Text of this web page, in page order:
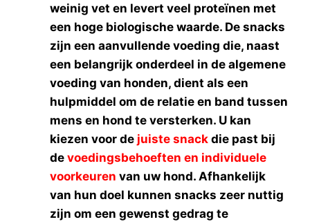
weinig vet en levert veel proteïnen met
een hoge biologische waarde. De snacks
zijn een aanvullende voeding die, naast
een belangrijk onderdeel in de algemene
voeding van honden, dient als een
hulpmiddel om de relatie en band tussen
mens en hond te versterken. U kan
kiezen voor de juiste snack die past bij
de voedingsbehoeften en individuele
voorkeuren van uw hond. Afhankelijk
van hun doel kunnen snacks zeer nuttig
zijn om een gewenst gedrag te